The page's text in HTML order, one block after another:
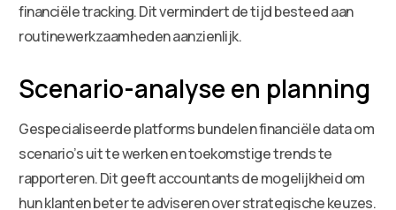
financiële tracking. Dit vermindert de tijd besteed aan
routinewerkzaamheden aanzienlijk.
Scenario-analyse en planning
Gespecialiseerde platforms bundelen financiële data om
scenario’s uit te werken en toekomstige trends te
rapporteren. Dit geeft accountants de mogelijkheid om
hun klanten beter te adviseren over strategische keuzes.